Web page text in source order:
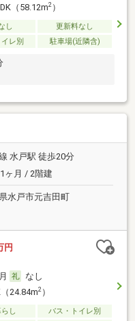
（58.12m2）
し
更新料なし
レ別 駐車場(近隣含)
水戸駅 徒歩20分
ヶ月 / 2階建
水戸市元吉田町
円
なし
24.84m2）
し
バス・トイレ別